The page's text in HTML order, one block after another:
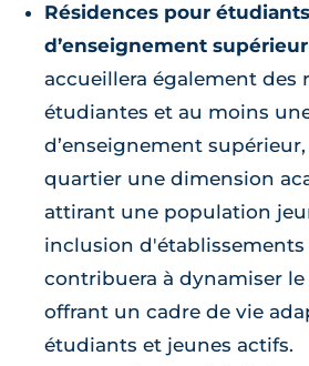
Résidences pour
d’enseignement supérieur
accueillera également des
étudiantes et au moins
d’enseignement
quartier une dimension
attirant une population
inclusion d'établissements
contribuera à dynamiser
offrant un cadre de vie
étudiants et jeunes actifs.